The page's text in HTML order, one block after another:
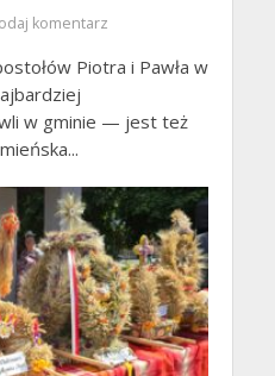
komentarz
Piotra i Pawła w
w gminie — jest też